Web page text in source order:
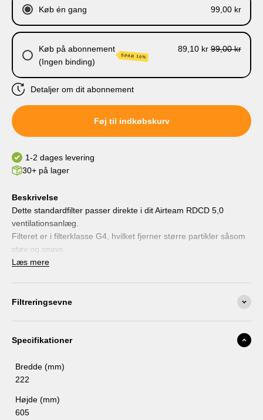
Køb én gang 99,00 kr
Køb på abonnement
(Ingen binding)
SPAR 10%
89,10 kr 99,00 kr
Levering hver 6. måned
Levering hver 12. måned
Detaljer om dit abonnement
Føj til indkøbskurv
1-2 dages levering
30+ på lager
Beskrivelse
Dette standardfilter passer direkte i dit Airteam RDCD 5,0
ventilationsanlæg.
Filteret er i filterklasse G4, hvilket fjerner større partikler såsom
støv og snavs.
Et filter som dette bør blive udskiftet omkring hver 3. måned, for
Læs mere
Filtreringsevne
Specifikationer
Bredde (mm)
222
Højde (mm)
605